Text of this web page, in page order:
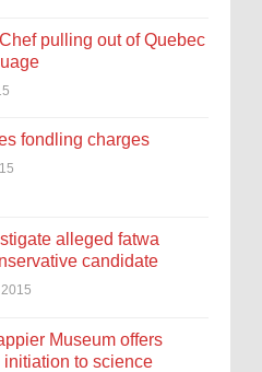
pulling out of Quebec
fondling charges
alleged fatwa
candidate
Museum offers
to science